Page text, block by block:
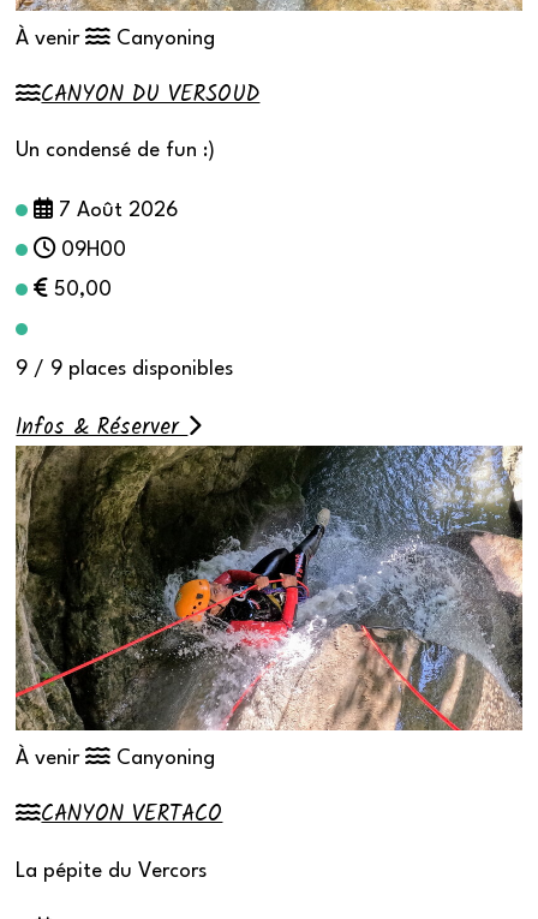
À venir Canyoning
CANYON DU VERSOUD
Un condensé de fun :)
7 Août 2026
09H00
50,00
9 / 9 places disponibles
Infos & Réserver
À venir Canyoning
CANYON VERTACO
La pépite du Vercors